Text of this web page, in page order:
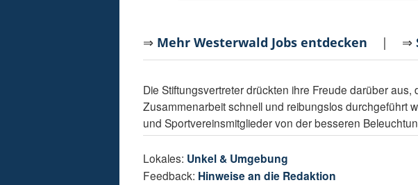
⇒ Mehr Westerwald Jobs entdecken | ⇒
Die Stiftungsvertreter drückten ihre Freude darüber
Zusammenarbeit schnell und reibungslos durchgeführt
und Sportvereinsmitglieder von der besseren
Lokales: Unkel & Umgebung
Feedback: Hinweise an die Redaktion